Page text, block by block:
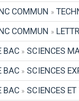
COMMUN »
COMMUN »
BAC » SCIENCES
BAC » SCIENCES
BAC » SCIENCES